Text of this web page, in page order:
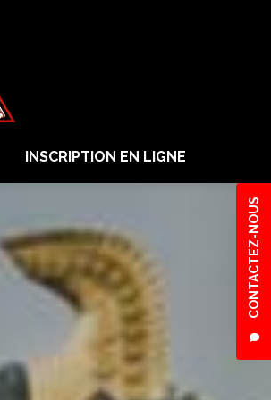
CONTACTEZ-NOUS
INSCRIPTION EN LIGNE